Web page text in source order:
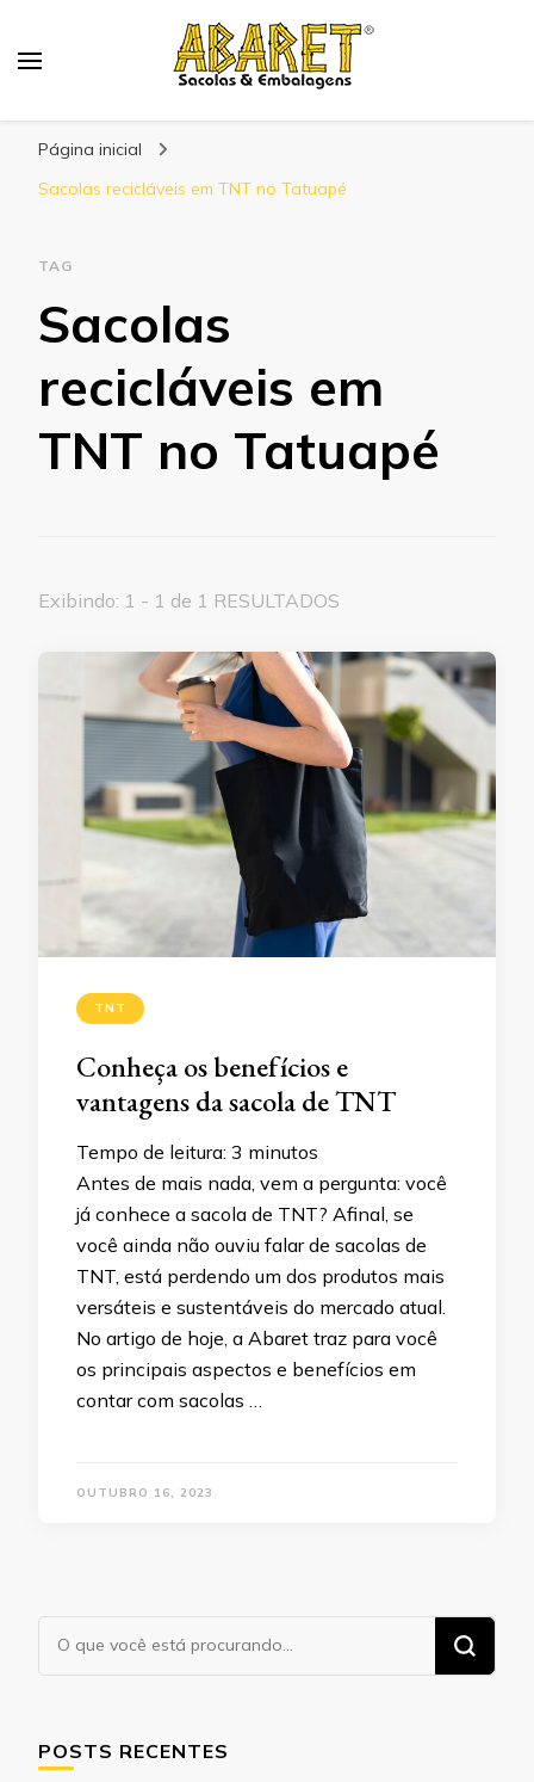
Página inicial
Sacolas recicláveis em TNT no Tatuapé
TAG
Sacolas
recicláveis em
TNT no Tatuapé
Exibindo: 1 - 1 de 1 RESULTADOS
TNT
Conheça os benefícios e
vantagens da sacola de TNT
Tempo de leitura: 3 minutos
Antes de mais nada, vem a pergunta: você
já conhece a sacola de TNT? Afinal, se
você ainda não ouviu falar de sacolas de
TNT, está perdendo um dos produtos mais
versáteis e sustentáveis do mercado atual.
No artigo de hoje, a Abaret traz para você
os principais aspectos e benefícios em
contar com sacolas …
OUTUBRO 16, 2023
Procurando
algo?
POSTS RECENTES